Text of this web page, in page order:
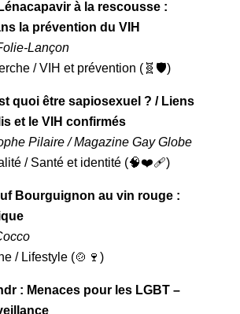
à la rescousse :
la prévention du VIH
Lançon
/ VIH et prévention (🧬🛡️)
quoi être sapiosexuel ? / Liens
et le VIH confirmés
Pilaire / Magazine Gay Globe
/ Santé et identité (🧠❤️‍🩹)
Bourguignon au vin rouge :
/ Lifestyle (🍲🍷)
: Menaces pour les LGBT –